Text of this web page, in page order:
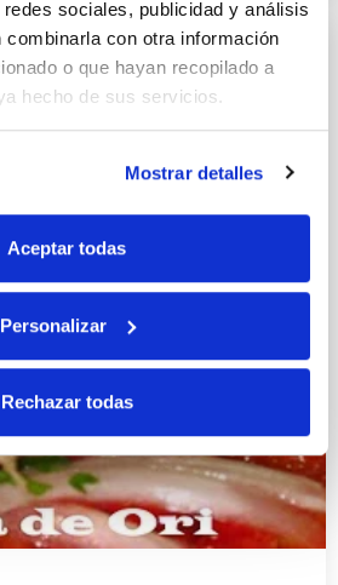
sociales, publicidad y análisis
combinarla con otra información
o que hayan recopilado a
hecho de sus servicios.
Mostrar detalles
Aceptar todas
Personalizar
Rechazar todas